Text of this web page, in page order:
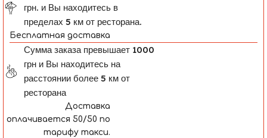
грн. и Вы находитесь в
пределах 5 км от ресторана.
Бесплатная доставка
Сумма заказа превышает 1000
грн и Вы находитесь на
расстоянии более 5 км от
ресторана
Доставка
оплачивается 50/50 по
тарифу такси.